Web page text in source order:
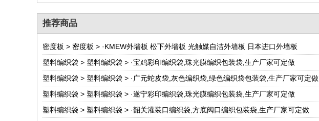
推荐商品
密度板 > 密度板 > ·KMEW外墙板 松下外墙板 光触媒自洁外墙板 日本进口外墙板
塑料编织袋 > 塑料编织袋 > ·宝鸡彩印编织袋,珠光膜编织包装袋,生产厂家可定做
塑料编织袋 > 塑料编织袋 > · 广元蛇皮袋,灰色编织袋,绿色编织袋包装袋,生产厂家可定做
塑料编织袋 > 塑料编织袋 > ·遂宁彩印编织袋,珠光膜编织包装袋,生产厂家可定做
塑料编织袋 > 塑料编织袋 > ·韶关灌装口编织袋,方底阀口编织包装袋,生产厂家可定做